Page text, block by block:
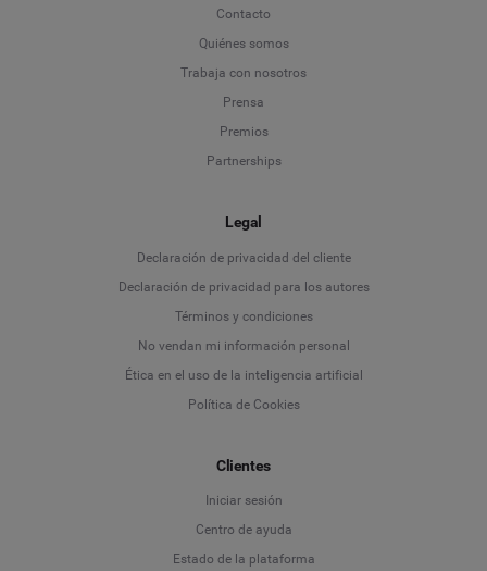
Contacto
Quiénes somos
Trabaja con nosotros
Prensa
Premios
Partnerships
Legal
Declaración de privacidad del cliente
Declaración de privacidad para los autores
Términos y condiciones
No vendan mi información personal
Ética en el uso de la inteligencia artificial
Política de Cookies
Clientes
Iniciar sesión
Centro de ayuda
Estado de la plataforma